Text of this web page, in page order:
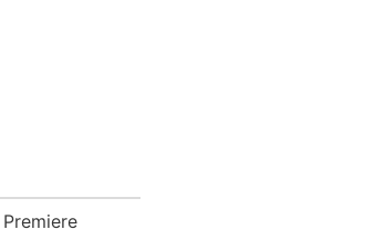
Premiere